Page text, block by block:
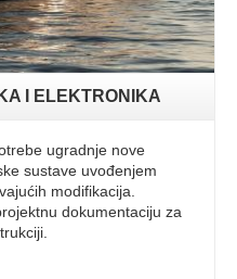
I ELEKTRONIKA
ugradnje nove
sustave uvođenjem
modifikacija.
dokumentaciju za